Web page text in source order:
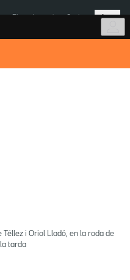
Més
i Oriol Lladó, en la roda de
tarda